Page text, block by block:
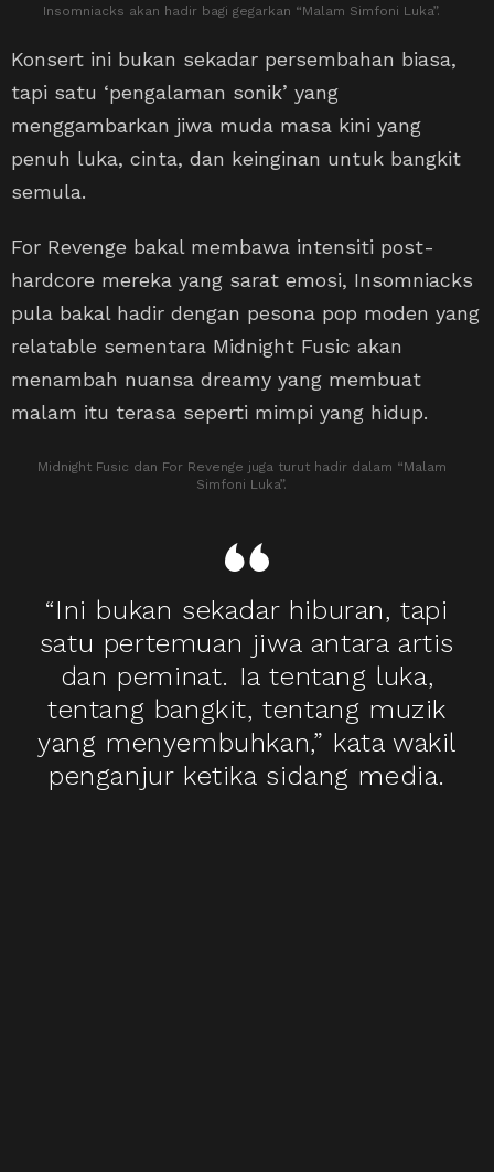
Insomniacks akan hadir bagi gegarkan “Malam Simfoni Luka”.
Konsert ini bukan sekadar persembahan biasa,
tapi satu ‘pengalaman sonik’ yang
menggambarkan jiwa muda masa kini yang
penuh luka, cinta, dan keinginan untuk bangkit
semula.
For Revenge bakal membawa intensiti post-
hardcore mereka yang sarat emosi, Insomniacks
pula bakal hadir dengan pesona pop moden yang
relatable sementara Midnight Fusic akan
menambah nuansa dreamy yang membuat
malam itu terasa seperti mimpi yang hidup.
Midnight Fusic dan For Revenge juga turut hadir dalam “Malam
Simfoni Luka”.
“Ini bukan sekadar hiburan, tapi
satu pertemuan jiwa antara artis
dan peminat. Ia tentang luka,
tentang bangkit, tentang muzik
yang menyembuhkan,” kata wakil
penganjur ketika sidang media.